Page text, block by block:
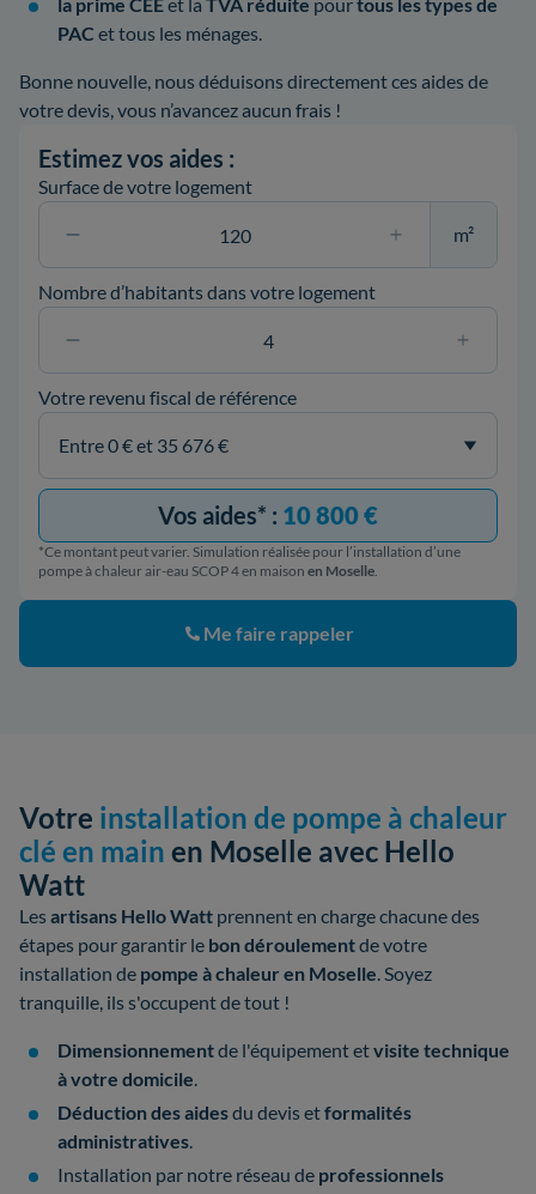
la prime CEEet la TVA réduite pourtous les types de
PAC et tous les ménages.
Bonne nouvelle, nous déduisons directement ces aides de
votre devis, vous n’avancez aucun frais !
Estimez vos aides :
Surface de votre logement
m²
Nombre d’habitants dans votre logement
Votre revenu fiscal de référence
Vos aides* : 10 800 €
*Ce montant peut varier. Simulation réalisée pour l’installation d’une
pompe à chaleur air-eau SCOP 4 en maison en Moselle.
Me faire rappeler
Votre installation de pompe à chaleur
clé en main en Moselle avec Hello
Watt
Lesartisans Hello Watt prennent en charge chacune des
étapes pour garantir le bon déroulementde votre
installation de pompe à chaleur en Moselle. Soyez
tranquille, ils s'occupent de tout !
Dimensionnementde l'équipement etvisite technique
à votre domicile.
Déduction des aidesdu devis etformalités
administratives.
Installation par notre réseau de professionnels